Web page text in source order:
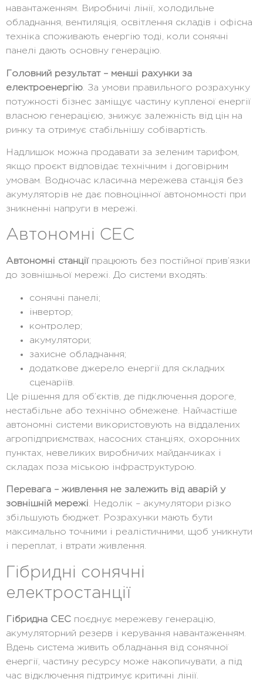
навантаженням. Виробничі лінії, холодильне
обладнання, вентиляція, освітлення складів і офісна
техніка споживають енергію тоді, коли сонячні
панелі дають основну генерацію.
Головний результат – менші рахунки за
електроенергію . За умови правильного розрахунку
потужності бізнес заміщує частину купленої енергії
власною генерацією, знижує залежність від цін на
ринку та отримує стабільнішу собівартість.
Надлишок можна продавати за зеленим тарифом,
якщо проєкт відповідає технічним і договірним
умовам. Водночас класична мережева станція без
акумуляторів не дає повноцінної автономності при
зникненні напруги в мережі.
Автономні СЕС
Автономні станціїпрацюють без постійної прив’язки
до зовнішньої мережі. До системи входять:
сонячні панелі;
інвертор;
контролер;
акумулятори;
захисне обладнання;
додаткове джерело енергії для складних
сценаріїв.
Це рішення для об’єктів, де підключення дороге,
нестабільне або технічно обмежене. Найчастіше
автономні системи використовують на віддалених
агропідприємствах, насосних станціях, охоронних
пунктах, невеликих виробничих майданчиках і
складах поза міською інфраструктурою.
Перевага – живлення не залежить від аварій у
зовнішній мережі. Недолік – акумулятори різко
збільшують бюджет. Розрахунки мають бути
максимально точними і реалістичними, щоб уникнути
і переплат, і втрати живлення.
Гібридні сонячні
електростанції
Гібридна СЕС поєднує мережеву генерацію,
акумуляторний резерв і керування навантаженням.
Вдень система живить обладнання від сонячної
енергії, частину ресурсу може накопичувати, а під
час відключення підтримує критичні лінії.